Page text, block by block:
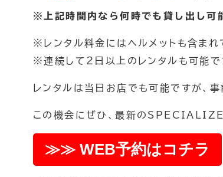
※上記時間内なら何時でも貸し出し可
※レンタル料金にはヘルメットも含まれ
※連続して２日以上のレンタルも可能で
レンタルは当日お店でも可能ですが、
この機会にぜひ、最新の
≫≫ WEB予約はコチラ